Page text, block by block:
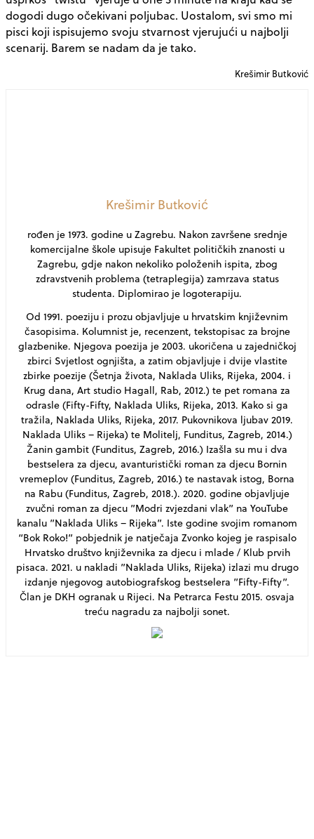
dogodi dugo očekivani poljubac. Uostalom, svi smo mi
pisci koji ispisujemo svoju stvarnost vjerujući u najbolji
scenarij. Barem se nadam da je tako.
Krešimir Butković
Krešimir Butković
rođen je 1973. godine u Zagrebu. Nakon završene srednje
komercijalne škole upisuje Fakultet političkih znanosti u
Zagrebu, gdje nakon nekoliko položenih ispita, zbog
zdravstvenih problema (tetraplegija) zamrzava status
studenta. Diplomirao je logoterapiju.
Od 1991. poeziju i prozu objavljuje u hrvatskim književnim
časopisima. Kolumnist je, recenzent, tekstopisac za brojne
glazbenike. Njegova poezija je 2003. ukoričena u zajedničkoj
zbirci Svjetlost ognjišta, a zatim objavljuje i dvije vlastite
zbirke poezije (Šetnja života, Naklada Uliks, Rijeka, 2004. i
Krug dana, Art studio Hagall, Rab, 2012.) te pet romana za
odrasle (Fifty-Fifty, Naklada Uliks, Rijeka, 2013. Kako si ga
tražila, Naklada Uliks, Rijeka, 2017. Pukovnikova ljubav 2019.
Naklada Uliks – Rijeka) te Molitelj, Funditus, Zagreb, 2014.)
Žanin gambit (Funditus, Zagreb, 2016.) Izašla su mu i dva
bestselera za djecu, avanturistički roman za djecu Bornin
vremeplov (Funditus, Zagreb, 2016.) te nastavak istog, Borna
na Rabu (Funditus, Zagreb, 2018.). 2020. godine objavljuje
zvučni roman za djecu ”Modri zvjezdani vlak” na YouTube
kanalu ”Naklada Uliks – Rijeka”. Iste godine svojim romanom
“Bok Roko!” pobjednik je natječaja Zvonko kojeg je raspisalo
Hrvatsko društvo književnika za djecu i mlade / Klub prvih
pisaca. 2021. u nakladi ”Naklada Uliks, Rijeka) izlazi mu drugo
izdanje njegovog autobiografskog bestselera ”Fifty-Fifty”.
Član je DKH ogranak u Rijeci. Na Petrarca Festu 2015. osvaja
treću nagradu za najbolji sonet.